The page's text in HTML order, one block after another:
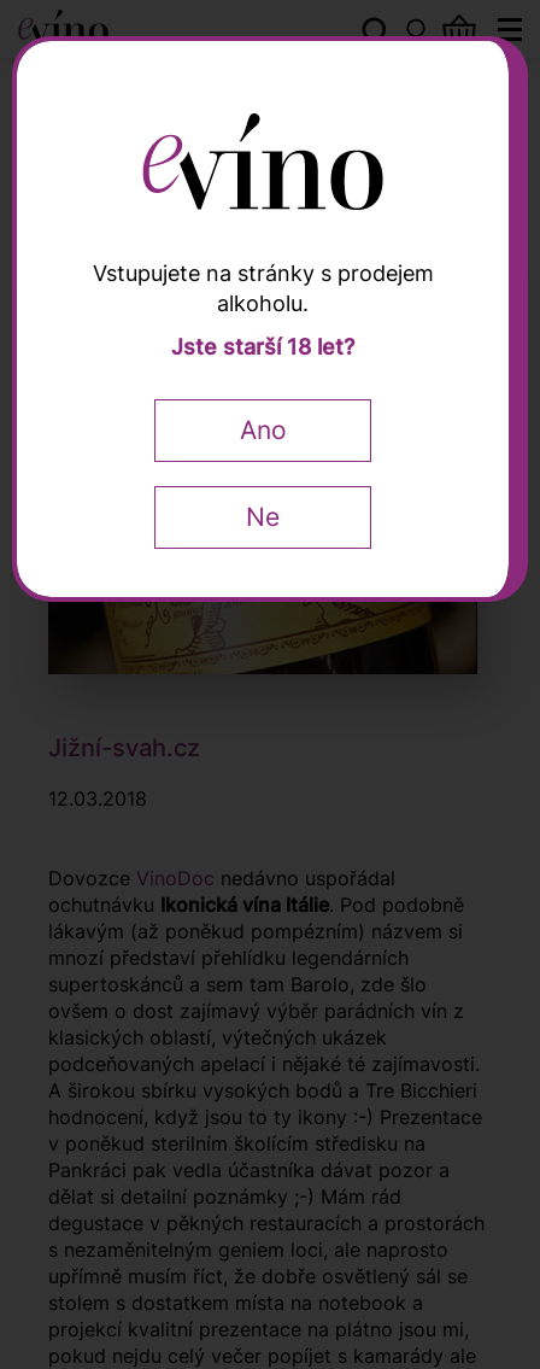
Ikonická vína Itálie v podání
VinoDoc
Jižní-svah.cz
12.03.2018
Dovozce VinoDoc nedávno uspořádal
ochutnávku Ikonická vína Itálie. Pod podobně
lákavým (až poněkud pompézním) názvem si
mnozí představí přehlídku legendárních
supertoskánců a sem tam Barolo, zde šlo
ovšem o dost zajímavý výběr parádních vín z
klasických oblastí, výtečných ukázek
podceňovaných apelací i nějaké té zajímavosti.
A širokou sbírku vysokých bodů a Tre Bicchieri
hodnocení, když jsou to ty ikony :-) Prezentace
v poněkud sterilním školícím středisku na
Pankráci pak vedla účastníka dávat pozor a
dělat si detailní poznámky ;-) Mám rád
degustace v pěkných restauracích a prostorách
s nezaměnitelným geniem loci, ale naprosto
upřímně musím říct, že dobře osvětlený sál se
stolem s dostatkem místa na notebook a
projekcí kvalitní prezentace na plátno jsou mi,
pokud nejdu celý večer popíjet s kamarády ale
Vstupujete na stránky s prodejem
alkoholu.
Jste starší 18 let?
Ano
Ne